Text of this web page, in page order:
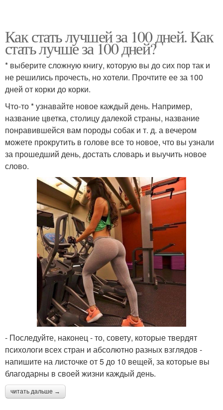
Как стать лучшей за 100 дней. Как
стать лучше за 100 дней?
* выберите сложную книгу, которую вы до сих пор так и
не решились прочесть, но хотели. Прочтите ее за 100
дней от корки до корки.
Что-то * узнавайте новое каждый день. Например,
название цветка, столицу далекой страны, название
понравившейся вам породы собак и т. д. а вечером
можете прокрутить в голове все то новое, что вы узнали
за прошедший день, достать словарь и выучить новое
слово.
- Последуйте, наконец - то, совету, которые твердят
психологи всех стран и абсолютно разных взглядов -
напишите на листочке от 5 до 10 вещей, за которые вы
благодарны в своей жизни каждый день.
читать дальше →